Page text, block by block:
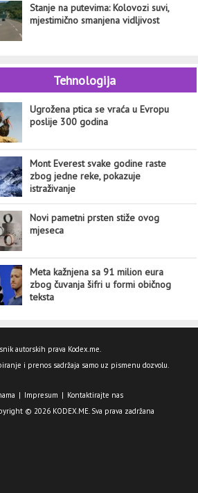
Stanje na putevima: Kolovozi suvi,
mjestimično smanjena vidljivost
Tehnologija
Ugrožena ptica se vraća u Evropu
poslije 300 godina
Mont Everest svake godine raste
zbog jedne reke, pokazuje
istraživanje
Novi pametni prsten stiže ovog
mjeseca
Meta kažnjena sa 91 milion eura
zbog čuvanja šifri u formi običnog
teksta
autorskih prava Kodex.me.
i prenos sadržaja samo uz pismenu dozvolu.
| Impresum | Kontaktirajte nas
© 2026 KODEX.ME. Sva prava zadržana